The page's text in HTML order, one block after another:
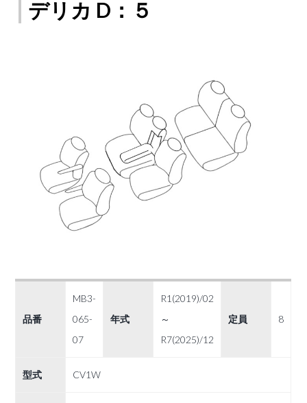
デリカ D：５
品番
MB3-
065-
07
年式
R1(2019)/02
～
R7(2025)/12
定員 8
型式 CV1W